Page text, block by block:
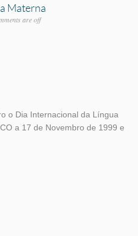
Materna
are off
o Dia Internacional da Língua
a 17 de Novembro de 1999 e